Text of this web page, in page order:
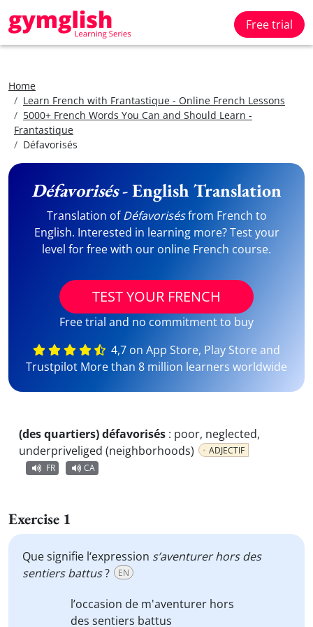
Free trial
Home
Learn French with Frantastique - Online French Lessons
5000+ French Words You Can and Should Learn -
Frantastique
Défavorisés
Défavorisés- English Translation
Translation ofDéfavorisésfrom French to
English. Interested in learning more? Test your
level for free with our online French course.
TEST YOUR FRENCH
Free trial and no commitment to buy
4,7 on App Store, Play Store and
Trustpilot More than 8 million learners worldwide
(des quartiers) défavorisés : poor, neglected,
underpriveliged (neighborhoods)
ADJECTIF
FR
CA
Exercise 1
Que signifie l‘expression s’aventurer hors des
sentiers battus? EN
l’occasion de m'aventurer hors
des sentiers battus